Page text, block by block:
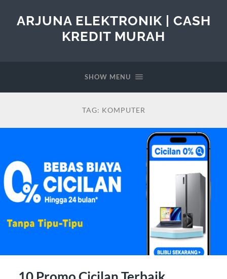
ARJUNA ELEKTRONIK | CASH
KREDIT MURAH
SHOW MENU
TAG: KOMPUTER